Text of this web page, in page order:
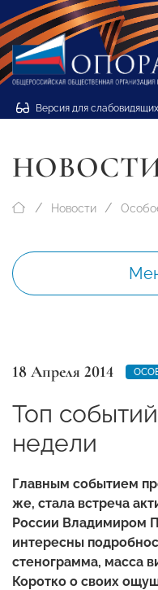
Версия для слабовидящих
Новости
18 Апреля 2014
Топ
недели
Главным событием
же, стала встреча
России Владимиром
интересны
стенограмма, масса
Коротко о своих